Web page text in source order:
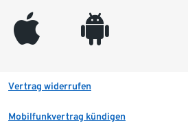
appleinc android
Vertrag widerrufen
Mobilfunkvertrag kündigen